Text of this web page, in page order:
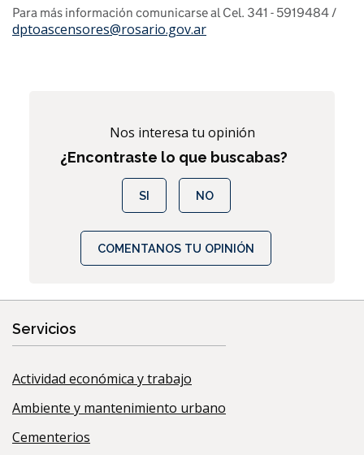
Para más información comunicarse al Cel. 341 - 5919484 /
dptoascensores@rosario.gov.ar
Nos interesa tu opinión
¿Encontraste lo que buscabas?
SI NO
COMENTANOS TU OPINIÓN
Servicios
Actividad económica y trabajo
Ambiente y mantenimiento urbano
Cementerios